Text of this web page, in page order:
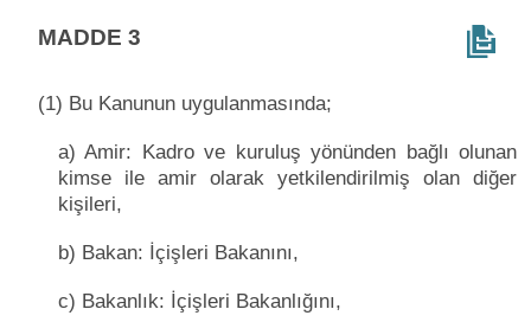
MADDE 3
(1) Bu Kanunun uygulanmasında;
a) Amir: Kadro ve kuruluş yönünden bağlı olunan
kimse ile amir olarak yetkilendirilmiş olan diğer
kişileri,
b) Bakan: İçişleri Bakanını,
c) Bakanlık: İçişleri Bakanlığını,